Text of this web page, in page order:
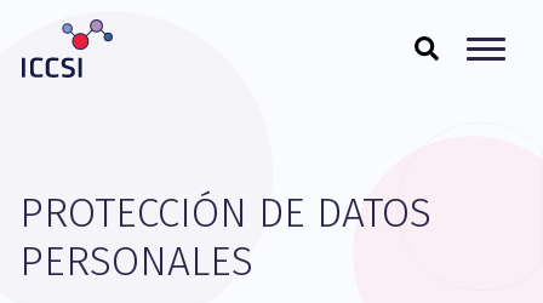
PROTECCIÓN DE DATOS
PERSONALES